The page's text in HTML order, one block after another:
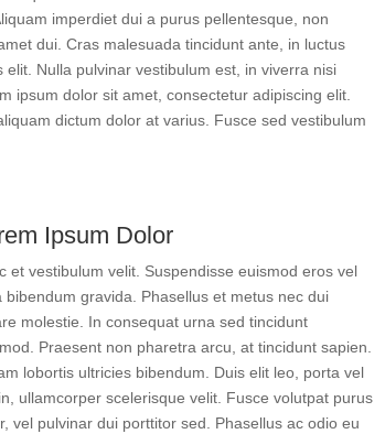
imperdiet dui a purus pellentesque, non
dui. Cras malesuada tincidunt ante, in luctus
Nulla pulvinar vestibulum est, in viverra nisi
ipsum dolor sit amet, consectetur adipiscing elit.
dictum dolor at varius. Fusce sed vestibulum
Ipsum Dolor
et vestibulum velit. Suspendisse euismod eros vel
bibendum gravida. Phasellus et metus nec dui
molestie. In consequat urna sed tincidunt
Praesent non pharetra arcu, at tincidunt sapien.
lobortis ultricies bibendum. Duis elit leo, porta vel
ullamcorper scelerisque velit. Fusce volutpat purus
vel pulvinar dui porttitor sed. Phasellus ac odio eu